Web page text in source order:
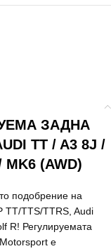
ЗАДНА
TT / A3 8J /
MK6 (AWD)
подобрение на
TT/TTS/TTRS, Audi
R! Регулируемата
е